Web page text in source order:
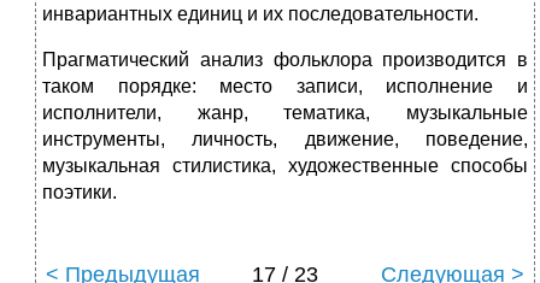
инваpиантных единиц и их последовательности.
Прагматический анализ фольклора производится в
таком порядке: место записи, исполнение и
исполнители, жанр, тематика, музыкальные
инструменты, личность, движение, поведение,
музыкальная стилистика, художественные способы
поэтики.
< Предыдущая 17 / 23 Следующая >